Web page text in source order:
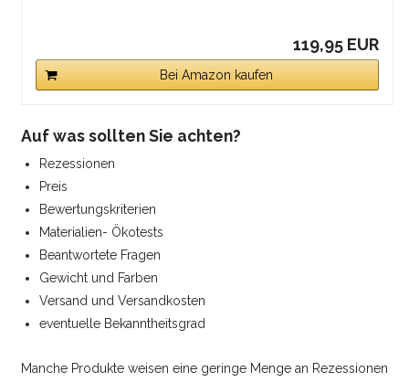
119,95 EUR
Bei Amazon kaufen
Auf was sollten Sie achten?
Rezessionen
Preis
Bewertungskriterien
Materialien- Ökotests
Beantwortete Fragen
Gewicht und Farben
Versand und Versandkosten
eventuelle Bekanntheitsgrad
Manche Produkte weisen eine geringe Menge an Rezessionen